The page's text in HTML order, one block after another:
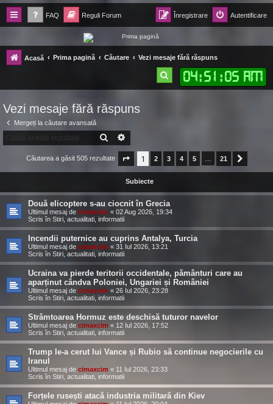
FAQ Reguli Forum Autentificare
Înregistrare
Forum Ecolomania™®
-= Idei pentru viitor =-
Acasă Prima pagină Căutare Vezi mesaje fără răspuns
04:51 :06 AM
ă
e
Vezi mesaje fără răspuns
Mergeți la căutare avansată
CĂUTARE
Căutarea a găsit 505 rezultate Pagina 1din21
1 2 3 4 5 21
Subiecte
Două elicoptere s-au ciocnit în Grecia
Ultimul mesaj de cimaxcim « 02 Aug 2026, 19:34
Scris în Stiri, actualitati, informatii
Incendii puternice au cuprins Antalya, Turcia
Ultimul mesaj de cimaxcim « 31 Iul 2026, 13:21
Scris în Stiri, actualitati, informatii
Ucraina va pierde teritorii occidentale, pământuri care au
aparținut cândva Poloniei, Ungariei și României
Ultimul mesaj de cimaxcim « 26 Iul 2026, 23:28
Scris în Stiri, actualitati, informatii
Strâmtoarea Hormuz este deschisă tuturor navelor
Ultimul mesaj de cimaxcim « 12 Iul 2026, 17:52
Scris în Stiri, actualitati, informatii
Trump le-a cerut lui Vance și Rubio să continue negocierile cu
Iranul
Ultimul mesaj de cimaxcim « 11 Iul 2026, 23:33
Scris în Stiri, actualitati, informatii
Forțele rusești atacă industria militară din Kiev